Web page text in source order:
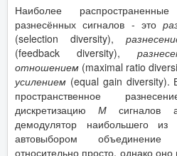
Наиболее
разнесённых сигналов - это
(selection diversity),
(feedback diversity),
отношением (maximal ratio
усилением (equal gain diversity).
пространственное
дискретизациюМ
демодулятор наибольшего
автовыбором объединение
относительно просто, однако